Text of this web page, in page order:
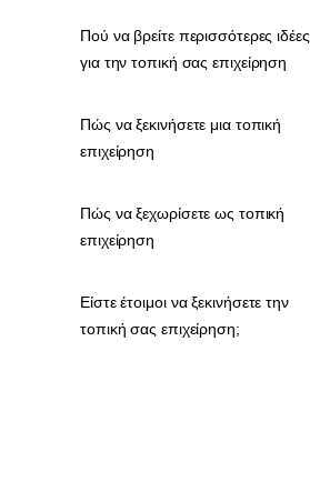
Πού να βρείτε περισσότερες ιδέες
για την τοπική σας επιχείρηση
Πώς να ξεκινήσετε μια τοπική
επιχείρηση
Πώς να ξεχωρίσετε ως τοπική
επιχείρηση
Είστε έτοιμοι να ξεκινήσετε την
τοπική σας επιχείρηση;